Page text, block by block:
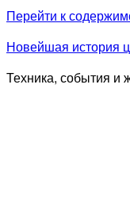
Перейти к
Новейшая история
Техника, события и